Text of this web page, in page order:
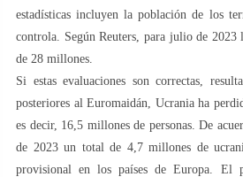
estadísticas incluyen la población de los
controla. Según Reuters, para julio de 2023
de 28 millones.
Si estas evaluaciones son correctas,
posteriores al Euromaidán, Ucrania ha
es decir, 16,5 millones de personas. De
de 2023 un total de 4,7 millones de
provisional en los países de Europa. El